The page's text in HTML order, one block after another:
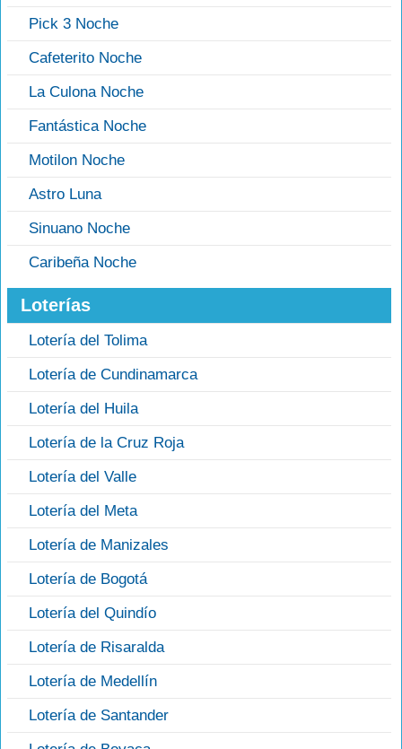
Pick 3 Noche
Cafeterito Noche
La Culona Noche
Fantástica Noche
Motilon Noche
Astro Luna
Sinuano Noche
Caribeña Noche
Loterías
Lotería del Tolima
Lotería de Cundinamarca
Lotería del Huila
Lotería de la Cruz Roja
Lotería del Valle
Lotería del Meta
Lotería de Manizales
Lotería de Bogotá
Lotería del Quindío
Lotería de Risaralda
Lotería de Medellín
Lotería de Santander